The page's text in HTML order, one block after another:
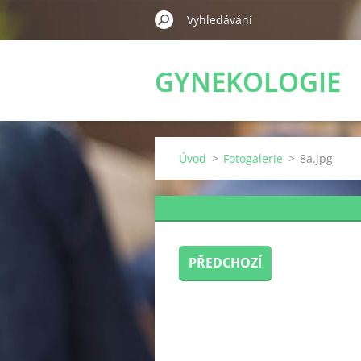
GYNEKOLOGIE
HOSTIVICE
Úvod > Fotogalerie > 8a.jpg
PŘEDCHOZÍ